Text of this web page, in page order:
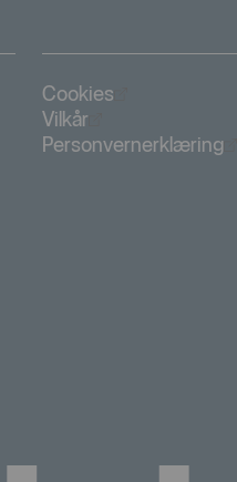
Cookies
Vilkår
Personvernerklæring